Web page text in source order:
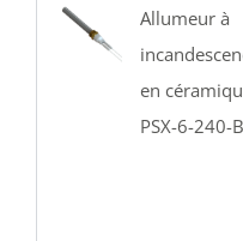
Allumeur à
en
PSX-6-240-B